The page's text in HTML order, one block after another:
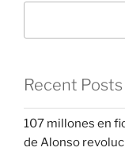
Recent Posts
107 millones en
de Alonso